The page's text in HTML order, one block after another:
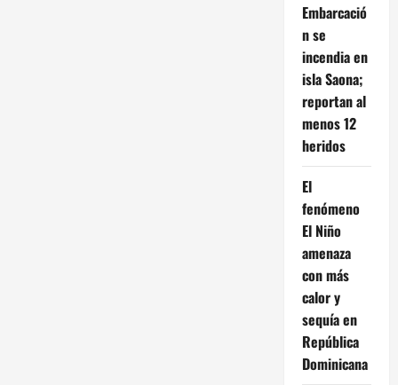
Embarcació
n se
incendia en
isla Saona;
reportan al
menos 12
heridos
El
fenómeno
El Niño
amenaza
con más
calor y
sequía en
República
Dominicana